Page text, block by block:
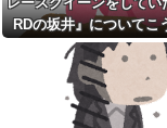
息子に『葵』と名付
初対面では必ず女の子
れる。同じ名前でも避
かった勘違いとは…
【衝撃】クロちゃん
ったツイートをする←
ほどおかしいか？？？
RDの坂井』についてこ
た